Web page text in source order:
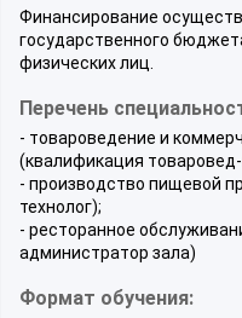
Финансирование
государственного
физических лиц.
Перечень
- товароведение и
(квалификация
- производство пищевой
технолог);
- ресторанное
администратор зала)
Формат обучения: